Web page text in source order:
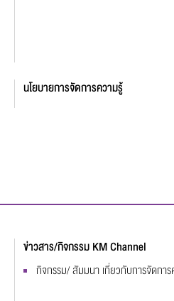
นโยบายการจัดการความรู้
ข่าวสาร/กิจกรรม KM Channel
กิจกรรม/ สัมมนา เกี่ยวกับการจัดกา